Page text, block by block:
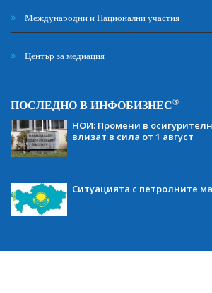
Международни и Национални участия
Център за медиация
ПОСЛЕДНО В ИНФОБИЗНЕС®
НОИ: Промени в
влизат в сила от 1 август
Ситуацията с петролните